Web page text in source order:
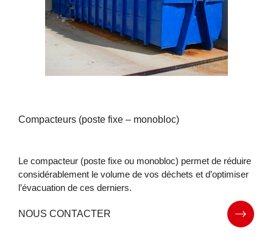
Compacteurs (poste fixe – monobloc)
Le compacteur (poste fixe ou monobloc) permet de réduire
considérablement le volume de vos déchets et d’optimiser
l’évacuation de ces derniers.
NOUS CONTACTER